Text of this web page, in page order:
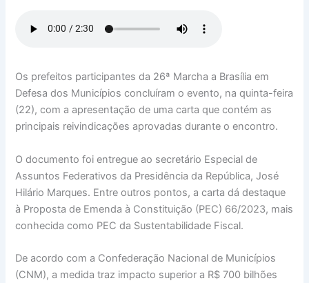
Os prefeitos participantes da 26ª Marcha a Brasília em
Defesa dos Municípios concluíram o evento, na quinta-feira
(22), com a apresentação de uma carta que contém as
principais reivindicações aprovadas durante o encontro.
O documento foi entregue ao secretário Especial de
Assuntos Federativos da Presidência da República, José
Hilário Marques. Entre outros pontos, a carta dá destaque
à Proposta de Emenda à Constituição (PEC) 66/2023, mais
conhecida como PEC da Sustentabilidade Fiscal.
De acordo com a Confederação Nacional de Municípios
(CNM), a medida traz impacto superior a R$ 700 bilhões